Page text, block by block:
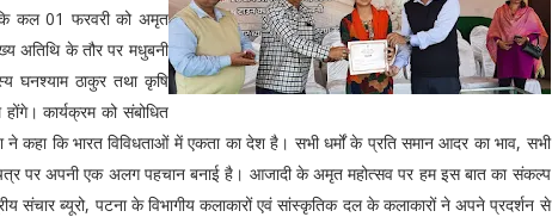
कल 01 फरवरी को अमृत
अतिथि के तौर पर मधुबनी
घनश्याम ठाकुर तथा कृषि
कार्यक्रम को संबोधित
कहा कि भारत विविधताओं में एकता का देश है। सभी धर्मों के प्रति समान आदर का भाव, सभी
पर अपनी एक अलग पहचान बनाई है। आजादी के अमृत महोत्सव पर हम इस बात का संकल्प
संचार ब्यूरो, पटना के विभागीय कलाकारों एवं सांस्कृतिक दल के कलाकारों ने अपने प्रदर्शन से